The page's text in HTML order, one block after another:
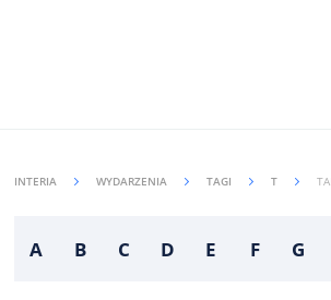
INTERIA WYDARZENIA TAGI T
A B C D E F G